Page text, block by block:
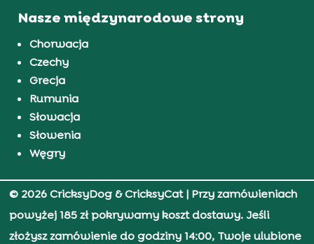
Nasze międzynarodowe strony
Chorwacja
Czechy
Grecja
Rumunia
Słowacja
Słowenia
Węgry
© 2026 CricksyDog & CricksyCat| Przy zamówieniach
powyżej 185 zł pokrywamy koszt dostawy. Jeśli
złożysz zamówienie do godziny 14:00, Twoje ulubione